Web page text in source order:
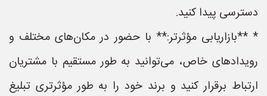
دسترسی پیدا کنید.
* **بازاریابی مؤثرتر:** با حضور در مکان‌های مختلف و
رویدادهای خاص، می‌توانید به طور مستقیم با مشتریان
ارتباط برقرار کنید و برند خود را به طور مؤثرتری تبلیغ